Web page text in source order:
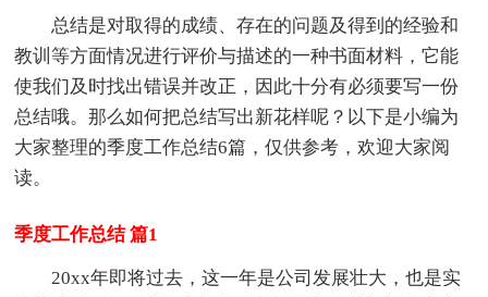
总结是对取得的成绩、存在的问题及得到的经验和
教训等方面情况进行评价与描述的一种书面材料，它能
使我们及时找出错误并改正，因此十分有必须要写一份
总结哦。那么如何把总结写出新花样呢？以下是小编为
大家整理的季度工作总结6篇，仅供参考，欢迎大家阅
读。
季度工作总结 篇1
20xx年即将过去，这一年是公司发展壮大，也是实